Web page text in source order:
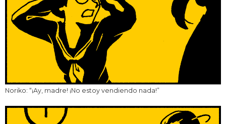
Noriko: “¡Ay, madre! ¡No estoy vendiendo nada!”